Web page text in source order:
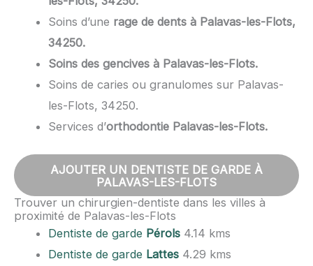
Soins d’une rage de dents à Palavas-les-Flots,
34250.
Soins des gencives à Palavas-les-Flots.
Soins de caries ou granulomes sur Palavas-
les-Flots, 34250.
Services d’orthodontie Palavas-les-Flots.
AJOUTER UN DENTISTE DE GARDE À
PALAVAS-LES-FLOTS
Trouver un chirurgien-dentiste dans les villes à
proximité de Palavas-les-Flots
Dentiste de garde Pérols 4.14 kms
Dentiste de garde Lattes 4.29 kms